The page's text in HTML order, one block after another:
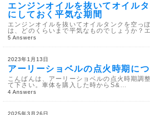
エンジンオイルを抜いてオイル
にしておく平気な期間
エンジンオイルを抜いてオイルタンクを空っ
は、どのくらいまで平気なものでしょうか？
5 Answers
2023年1月13日
アーリーショベルの点火時期に
こんばんは、アーリーショベルの点火時期調
て下さい。車体を購入した時からS&…
4 Answers
2025年3月26日